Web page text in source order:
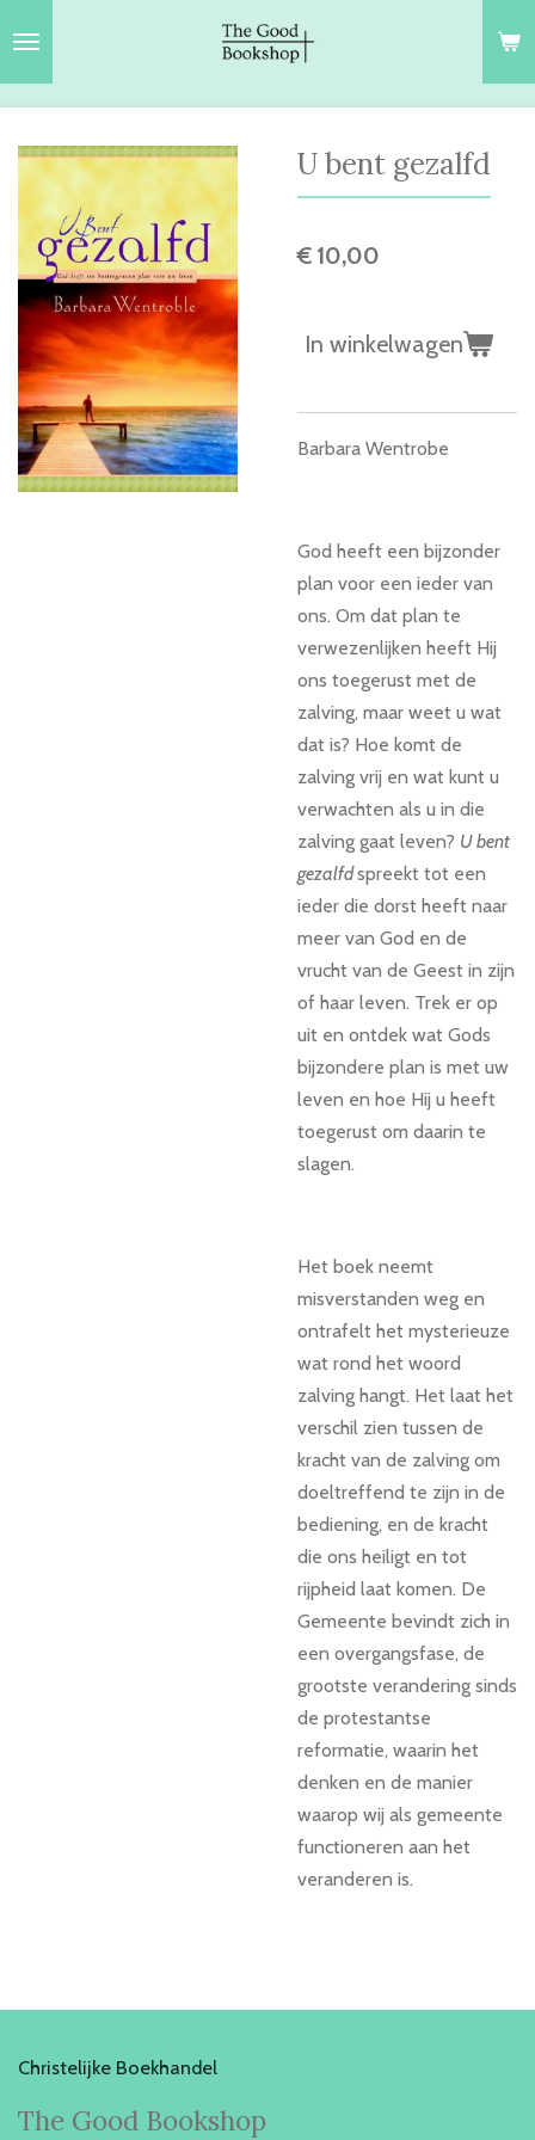
hoofdinhoud
U bent gezalfd
€ 10,00
In winkelwagen
Barbara Wentrobe
God heeft een bijzonder
plan voor een ieder van
ons. Om dat plan te
verwezenlijken heeft Hij
ons toegerust met de
zalving, maar weet u wat
dat is? Hoe komt de
zalving vrij en wat kunt u
verwachten als u in die
zalving gaat leven? U bent
gezalfdspreekt tot een
ieder die dorst heeft naar
meer van God en de
vrucht van de Geest in zijn
of haar leven. Trek er op
uit en ontdek wat Gods
bijzondere plan is met uw
leven en hoe Hij u heeft
toegerust om daarin te
slagen.
Het boek neemt
misverstanden weg en
ontrafelt het mysterieuze
wat rond het woord
zalving hangt. Het laat het
verschil zien tussen de
kracht van de zalving om
doeltreffend te zijn in de
bediening, en de kracht
die ons heiligt en tot
rijpheid laat komen. De
Gemeente bevindt zich in
een overgangsfase, de
grootste verandering sinds
de protestantse
reformatie, waarin het
denken en de manier
waarop wij als gemeente
functioneren aan het
veranderen is.
Christelijke Boekhandel
The Good Bookshop